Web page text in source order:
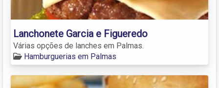
Lanchonete Garcia e Figueredo
Várias opções de lanches em Palmas.
Hamburguerias em Palmas